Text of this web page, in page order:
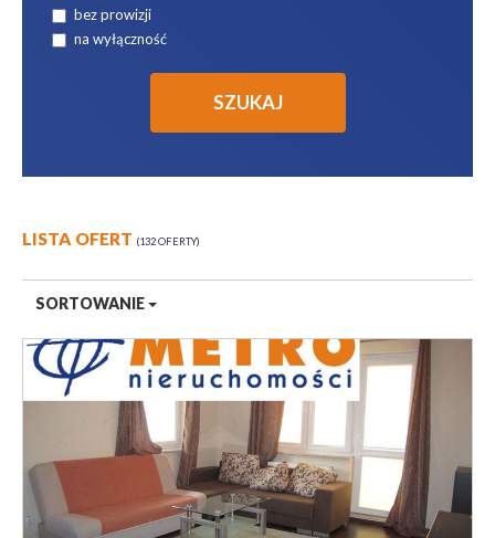
bez prowizji
na wyłączność
LISTA OFERT 132 OFERTY
SORTOWANIE